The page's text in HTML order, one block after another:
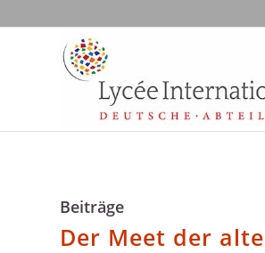
Beiträge
Der Meet der